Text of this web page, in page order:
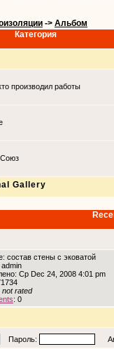
-> Альбом
Категория
производил работы
Gallery
состав стены с эковатой
Ср Dec 24, 2008 4:01 pm
not rated
: 0
Пароль: